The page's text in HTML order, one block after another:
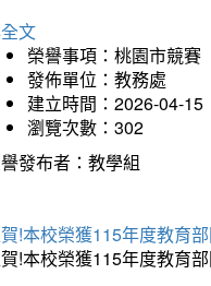
文
榮譽事項：桃園市競賽
發佈單位：教務處
建立時間：2026-04-15
瀏覽次數：302
發布者：教學組
!本校榮獲115年度教育
!本校榮獲115年度教育